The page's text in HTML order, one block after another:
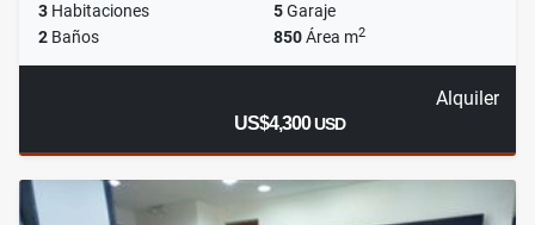
3 Habitaciones 5Garaje
2 Baños 850Área m2
Alquiler
US$4,300USD